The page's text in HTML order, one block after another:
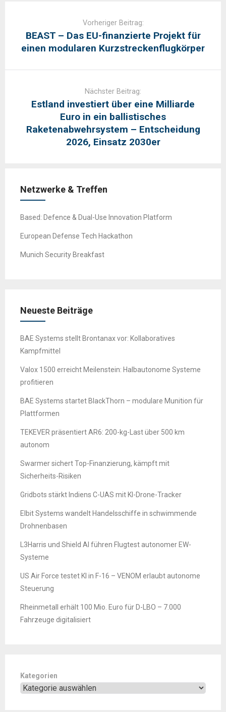
Vorheriger Beitrag:
BEAST – Das EU-finanzierte Projekt für
einen modularen Kurzstreckenflugkörper
Nächster Beitrag:
Estland investiert über eine Milliarde
Euro in ein ballistisches
Raketenabwehrsystem – Entscheidung
2026, Einsatz 2030er
Netzwerke & Treffen
Based: Defence & Dual-Use Innovation Platform
European Defense Tech Hackathon
Munich Security Breakfast
Neueste Beiträge
BAE Systems stellt Brontanax vor: Kollaboratives
Kampfmittel
Valox 1500 erreicht Meilenstein: Halbautonome Systeme
profitieren
BAE Systems startet BlackThorn – modulare Munition für
Plattformen
TEKEVER präsentiert AR6: 200-kg-Last über 500 km
autonom
Swarmer sichert Top-Finanzierung, kämpft mit
Sicherheits-Risiken
Gridbots stärkt Indiens C-UAS mit KI-Drone-Tracker
Elbit Systems wandelt Handelsschiffe in schwimmende
Drohnenbasen
L3Harris und Shield AI führen Flugtest autonomer EW-
Systeme
US Air Force testet KI in F-16 – VENOM erlaubt autonome
Steuerung
Rheinmetall erhält 100 Mio. Euro für D-LBO – 7.000
Fahrzeuge digitalisiert
Kategorien